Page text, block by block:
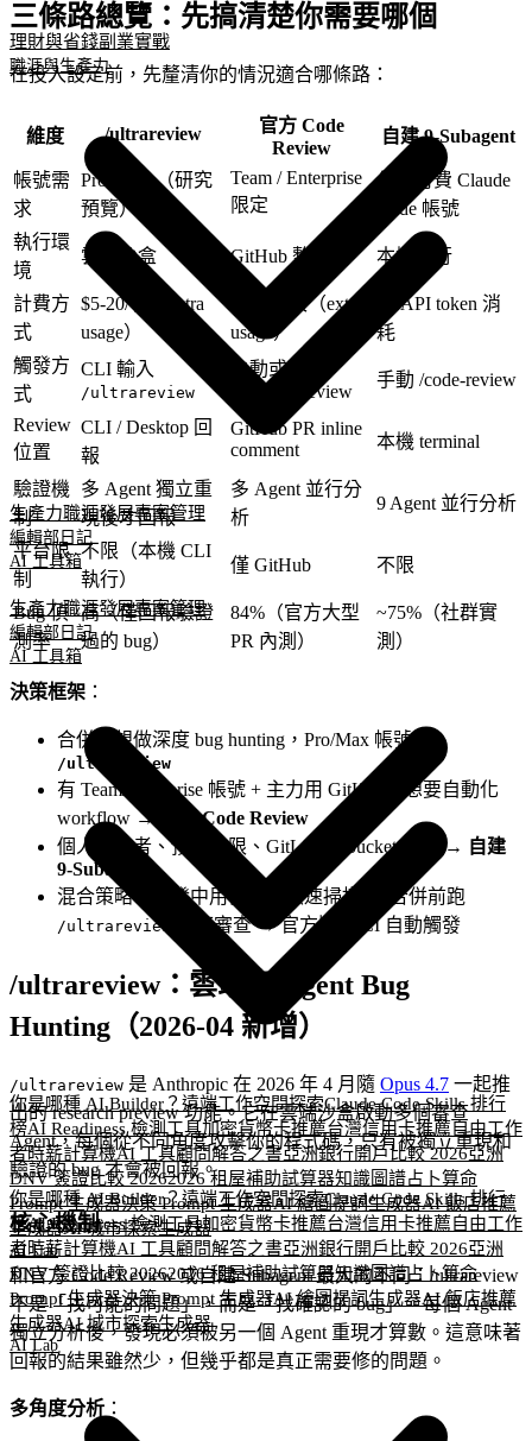
生產力職涯發展專案管理
編輯部日記
AI 工具箱
你是哪種 AI Builder？ 遠端工作空間探索Claude Code Skills 排行
榜AI Readiness 檢測工具加密貨幣卡推薦台灣信用卡推薦 自由工作
者時薪計算機AI 工具顧問解答之書亞洲銀行開戶比較 2026亞洲
DNV 簽證比較 20262026 租屋補助試算器知識圖譜占卜算命
Prompt 生成器決策 Prompt 生成器AI 繪圖提詞生成器AI 飯店推薦
生成器AI 城市探索生成器
AI Lab
理財與省錢副業實戰
職涯與生產力
生產力職涯發展專案管理
編輯部日記
AI 工具箱
你是哪種 AI Builder？遠端工作空間探索Claude Code Skills 排行
榜AI Readiness 檢測工具加密貨幣卡推薦台灣信用卡推薦 自由工作
者時薪計算機AI 工具顧問解答之書亞洲銀行開戶比較 2026亞洲
DNV 簽證比較 20262026 租屋補助試算器知識圖譜占卜算命
Prompt 生成器決策 Prompt 生成器AI 繪圖提詞生成器AI 飯店推薦
生成器AI 城市探索生成器
AI Lab
三條路總覽：先搞清楚你需要哪個
在投入設定前，先釐清你的情況適合哪條路：
維度 /ultrareview
官方 Code
Review
自建 9-Subagent
帳號需
求
Pro / Max（研究
預覽）
Team / Enterprise
限定
任何付費 Claude
Code 帳號
執行環
境
雲端沙盒 GitHub 整合 本機執行
計費方
式
$5-20/次（extra
usage）
$15-25/次（extra
usage）
僅 API token 消
耗
觸發方
式
CLI 輸入
/ultrareview
自動或手動
@claude review
手動 /code-review
Review
位置
CLI / Desktop 回
報
GitHub PR inline
comment
本機 terminal
驗證機
制
多 Agent 獨立重
現後才回報
多 Agent 並行分
析
9 Agent 並行分析
平台限
制
不限（本機 CLI
執行）
僅 GitHub 不限
Bug 偵
測率
高（僅回報驗證
過的 bug）
84%（官方大型
PR 內測）
~75%（社群實
測）
決策框架 ：
合併前想做深度 bug hunting，Pro/Max 帳號 →
/ultrareview
有 Team/Enterprise 帳號 + 主力用 GitHub，想要自動化
workflow →
官方 Code Review
個人開發者、預算有限、GitLab/Bitbucket 用戶 → 自建
9-Subagent
混合策略：開發中用自建版快速掃描 → 合併前跑
/ultrareview 深度審查 → 官方版做 CI 自動觸發
/ultrareview：雲端多 Agent Bug
Hunting（2026-04 新增）
/ultrareview 是 Anthropic 在 2026 年 4 月隨 Opus 4.7 一起推
出的 research preview 功能。它在雲端沙盒啟動多個審查
Agent，每個從不同角度攻擊你的程式碼，只有被獨立重現和
驗證的 bug 才會被回報。
核心機制
和官方 Code Review 或自建 Subagent 最大的不同：/ultrareview
不是「找可能的問題」，而是「找確認的 bug」。每個 Agent
獨立分析後，發現必須被另一個 Agent 重現才算數。這意味著
回報的結果雖然少，但幾乎都是真正需要修的問題。
多角度分析 ：